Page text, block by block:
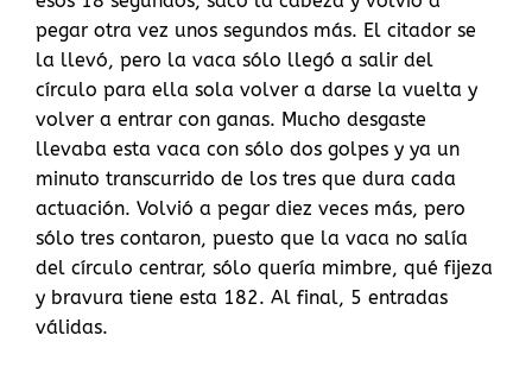
pegar otra vez unos segundos más. El citador se
la llevó, pero la vaca sólo llegó a salir del
círculo para ella sola volver a darse la vuelta y
volver a entrar con ganas. Mucho desgaste
llevaba esta vaca con sólo dos golpes y ya un
minuto transcurrido de los tres que dura cada
actuación. Volvió a pegar diez veces más, pero
sólo tres contaron, puesto que la vaca no salía
del círculo centrar, sólo quería mimbre, qué fijeza
y bravura tiene esta 182. Al final, 5 entradas
válidas.